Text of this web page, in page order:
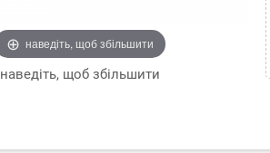
наведіть, щоб збільшити
наведіть, щоб збільшити